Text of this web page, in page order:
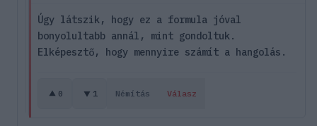
Úgy látszik, hogy ez a formula jóval
bonyolultabb annál, mint gondoltuk.
Elképesztő, hogy mennyire számít a hangolás.
0 1 Némítás Válasz